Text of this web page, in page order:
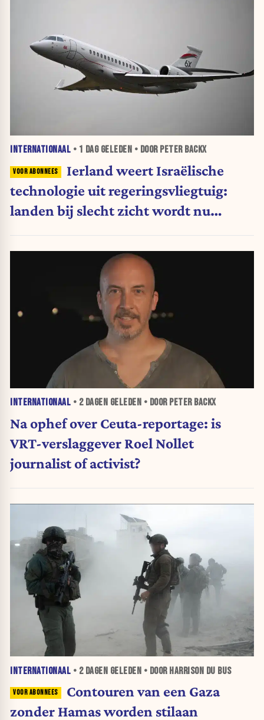
INTERNATIONAAL • 1 DAGGELEDEN • DOOR PETER BACKX
Ierland weert Israëlische
technologie uit regeringsvliegtuig:
landen bij slecht zicht wordt nu
INTERNATIONAAL • 2 DAGEN GELEDEN • DOOR PETER BACKX
Na ophef over Ceuta-reportage: is
VRT-verslaggever Roel Nollet
journalist of activist?
INTERNATIONAAL • 2 DAGEN GELEDEN • DOOR HARRISON DU BUS
Contouren van een Gaza
zonder Hamas worden stilaan